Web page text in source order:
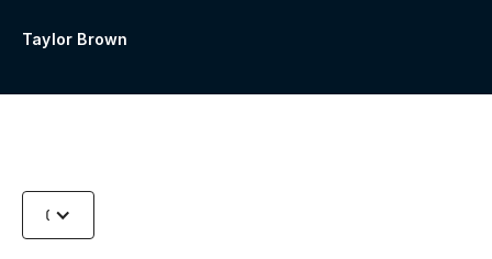
Taylor Brown
Categories